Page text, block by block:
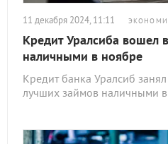
11 декабря 2024, 11:11
Кредит Уралсиба вошел
наличными в ноябре
Кредит банка Уралсиб
лучших займов наличными